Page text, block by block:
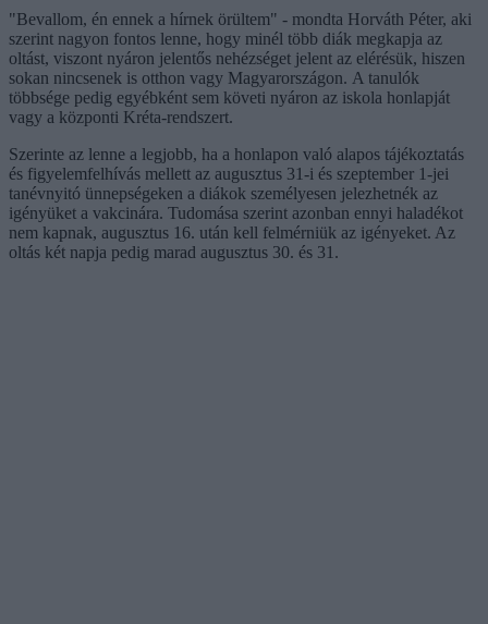
"Bevallom, én ennek a hírnek örültem" - mondta Horváth Péter, aki
szerint nagyon fontos lenne, hogy minél több diák megkapja az
oltást, viszont nyáron jelentős nehézséget jelent az elérésük, hiszen
sokan nincsenek is otthon vagy Magyarországon. A tanulók
többsége pedig egyébként sem követi nyáron az iskola honlapját
vagy a központi Kréta-rendszert.
Szerinte az lenne a legjobb, ha a honlapon való alapos tájékoztatás
és figyelemfelhívás mellett az augusztus 31-i és szeptember 1-jei
tanévnyitó ünnepségeken a diákok személyesen jelezhetnék az
igényüket a vakcinára. Tudomása szerint azonban ennyi haladékot
nem kapnak, augusztus 16. után kell felmérniük az igényeket. Az
oltás két napja pedig marad augusztus 30. és 31.